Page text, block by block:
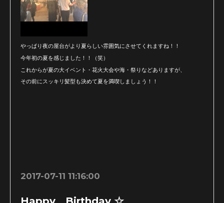
やっぱり夜の屋台がより夏らしい雰囲気にさせてくれますね！！
今年初の夏を感じました！！（笑）
これからが夏の大イベント・花火大会や海・祭りなどありますが、
その前にスッキリ髪型も決めて夏を満喫しましょう！！
2017-07-11 11:16:00